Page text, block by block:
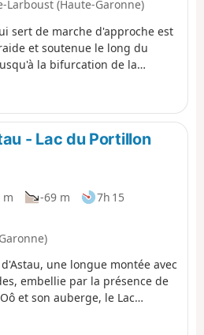
Larboust (Haute-Garonne)
sert de marche d'approche est
et soutenue le long du
la bifurcation de la
permet de reprendre un
le dernier tronçon par
qui mènent à la station de
du Maupas où la chaleur de
efforts de la journée.
- Lac du Portillon
m -69 m
7h 15
une longue montée avec
embellie par la présence de
et son auberge, le Lac
de choix. Après le Lac du